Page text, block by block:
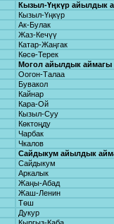
Кызыл-Үңкүр айылдык
Кызыл-Үңкүр
Ак-Булак
Жаз-Кечүү
Катар-Жаңгак
Көсө-Терек
Могол айылдык аймагы
Оогон-Талаа
Бувакол
Кайнар
Кара-Ой
Кызыл-Суу
Көктоңду
Чарбак
Чкалов
Сайдыкум айылдык
Сайдыкум
Аркалык
Жаңы-Абад
Жаш-Ленин
Төш
Дукур